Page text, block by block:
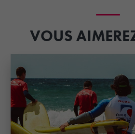
VOUS